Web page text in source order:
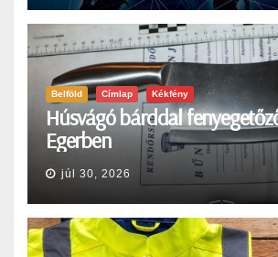
Belföld Címlap Kékfény
Húsvágó bárddal
Egerben
júl 30, 2026